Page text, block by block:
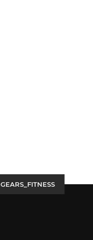
GEARS_FITNESS